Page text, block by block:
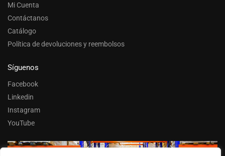
Mi Cuenta
Contáctanos
Catálogo
Política de devoluciones y reembolsos
Síguenos
Facebook
Linkedin
Instagram
YouTube